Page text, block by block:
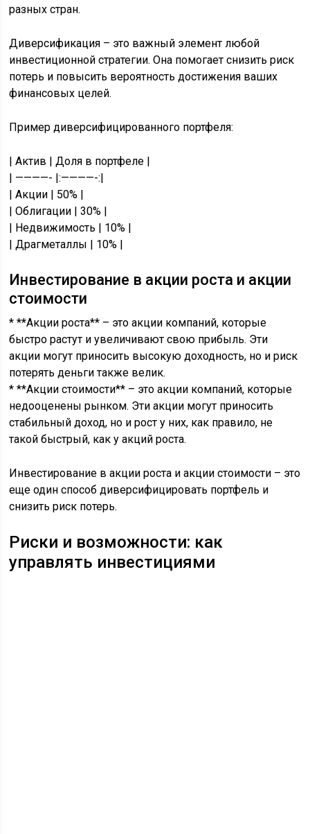
разных стран.
Диверсификация – это важный элемент любой
инвестиционной стратегии. Она помогает снизить риск
потерь и повысить вероятность достижения ваших
финансовых целей.
Пример диверсифицированного портфеля:
| Актив | Доля в портфеле |
| ————- |:————-:|
| Акции | 50% |
| Облигации | 30% |
| Недвижимость | 10% |
| Драгметаллы | 10% |
Инвестирование в акции роста и акции
стоимости
* **Акции роста** – это акции компаний, которые
быстро растут и увеличивают свою прибыль. Эти
акции могут приносить высокую доходность, но и риск
потерять деньги также велик.
* **Акции стоимости** – это акции компаний, которые
недооценены рынком. Эти акции могут приносить
стабильный доход, но и рост у них, как правило, не
такой быстрый, как у акций роста.
Инвестирование в акции роста и акции стоимости – это
еще один способ диверсифицировать портфель и
снизить риск потерь.
Риски и возможности: как
управлять инвестициями